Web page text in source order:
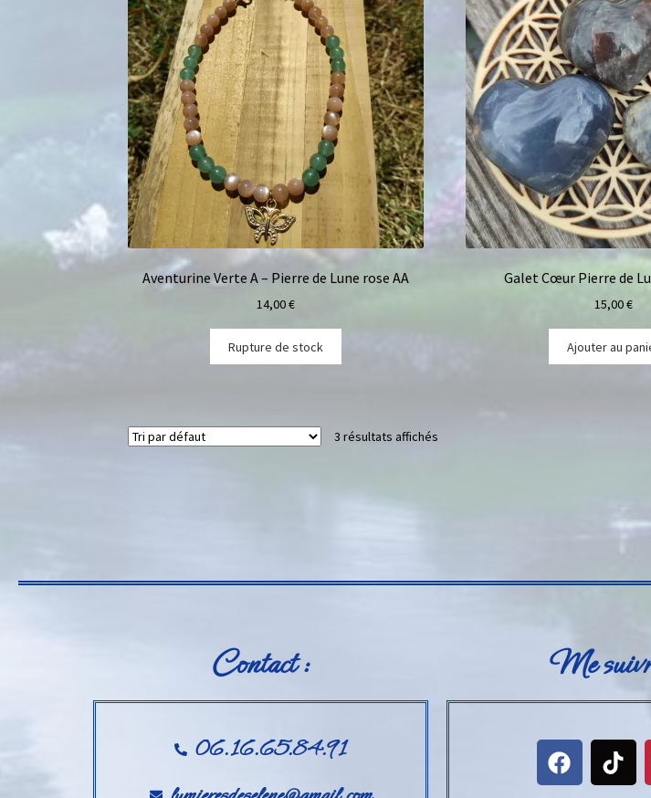
Aventurine Verte A – Pierre de Lune rose AA
14,00€
Rupture de stock
Galet Cœur Pierre de
15,00€
Ajouter au
3 résultats affichés
Contact : Me
06.16.65.84.91